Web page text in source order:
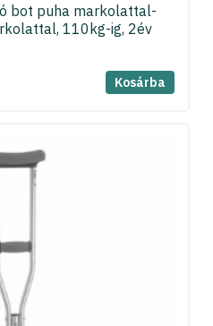
bot puha markolattal-
110kg-ig, 2év
Kosárba